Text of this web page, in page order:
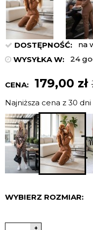
DOSTĘPNOŚĆ:
na
WYSYŁKA W:
24
CENA: 179,00 zł
Najniższa cena z 30
WYBIERZ ROZMIAR:
+